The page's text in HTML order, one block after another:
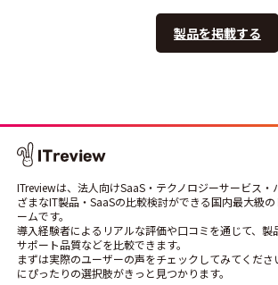
製品を掲載する
ITreviewは、法人向けSaaS・テクノロジーサービス・
ざまなIT製品・SaaSの比較検討ができる国内最大級
ームです。
導入経験者によるリアルな評価や口コミを通じて、製
サポート品質などを比較できます。
まずは実際のユーザーの声をチェックしてみてくださ
にぴったりの選択肢がきっと見つかります。